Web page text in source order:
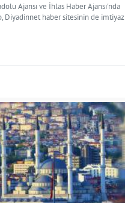
Ajansı ve İhlas Haber Ajansı'nda
Diyadinnet haber sitesinin de imtiyaz